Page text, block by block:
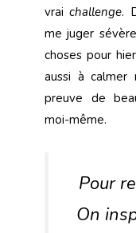
vraichallenge.
me juger
choses pour
aussi à
preuve de
moi-même.
Pour
On